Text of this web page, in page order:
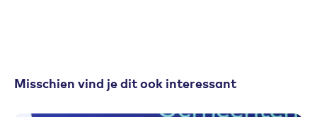
Misschien vind je dit ook interessant